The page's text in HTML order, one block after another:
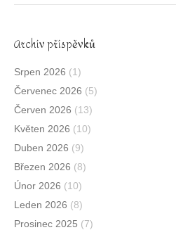
Archív příspěvků
Srpen 2026 (1)
Červenec 2026 (5)
Červen 2026 (13)
Květen 2026 (10)
Duben 2026 (9)
Březen 2026 (8)
Únor 2026 (10)
Leden 2026 (8)
Prosinec 2025 (7)